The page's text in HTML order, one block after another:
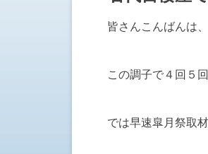
皆さんこんばんは
この調子で４回５
では早速皐月祭取